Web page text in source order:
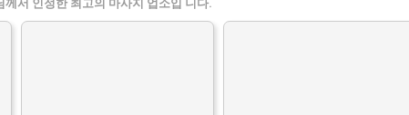
께서 인정한 최고의 마사지 업소입 니다.